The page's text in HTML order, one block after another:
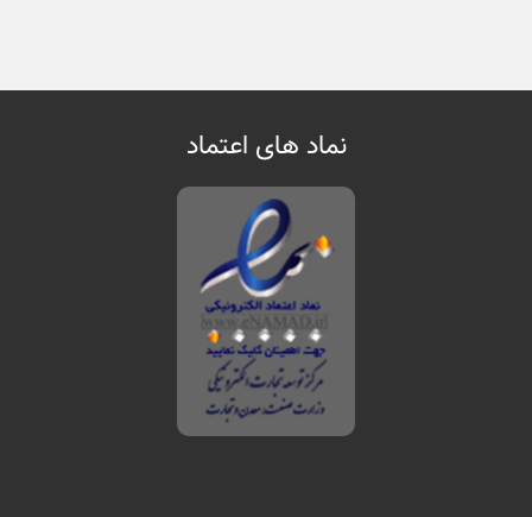
نماد های اعتماد